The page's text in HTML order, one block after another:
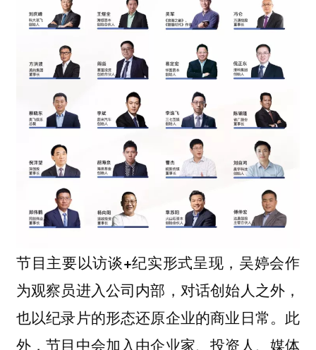
节目主要以访谈+纪实形式呈现，吴婷会作
为观察员进入公司内部，对话创始人之外，
也以纪录片的形态还原企业的商业日常。 此
外，节目中会加入由企业家、投资人、媒体